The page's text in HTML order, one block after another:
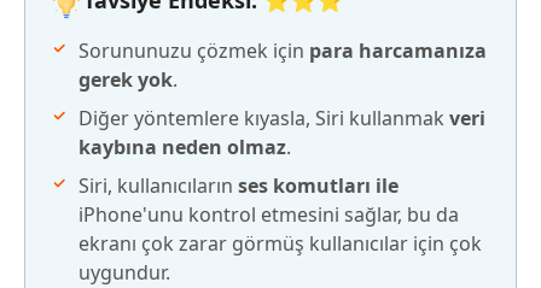
Sorununuzu çözmek için para harcamanıza
gerek yok.
Diğer yöntemlere kıyasla, Siri kullanmak veri
kaybına neden olmaz.
Siri, kullanıcıların ses komutları ile
iPhone'unu kontrol etmesini sağlar, bu da
ekranı çok zarar görmüş kullanıcılar için çok
uygundur.